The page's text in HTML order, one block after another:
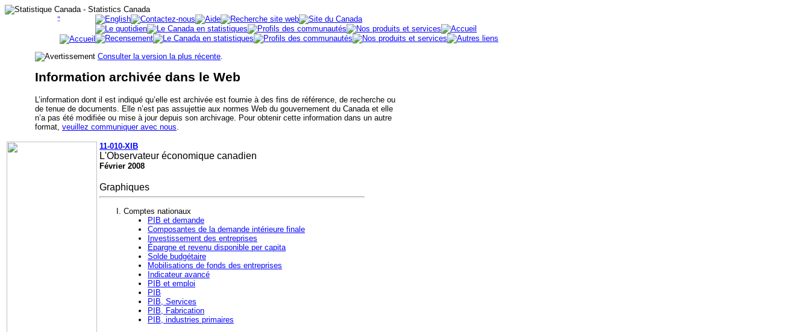
Consulter la version la plus récente.
Information archivée dans le Web
L’information dont il est indiqué qu’elle est archivée est fournie à des fins de référence, de recherche ou
de tenue de documents. Elle n’est pas assujettie aux normes Web du gouvernement du Canada et elle
n’a pas été modifiée ou mise à jour depuis son archivage. Pour obtenir cette information dans un autre
format, veuillez communiquer avec nous.
11-010-XIB
L'Observateur économique canadien
Février 2008
Graphiques
Comptes nationaux
PIB et demande
Composantes de la demande intérieure finale
Investissement des entreprises
Épargne et revenu disponible per capita
Solde budgétaire
Mobilisations de fonds des entreprises
Indicateur avancé
PIB et emploi
PIB
PIB, Services
PIB, Fabrication
PIB, industries primaires